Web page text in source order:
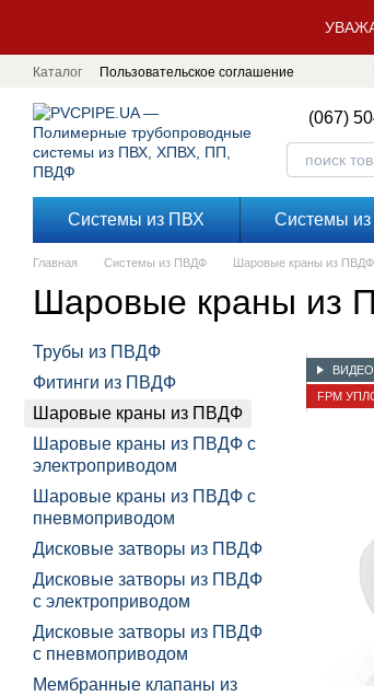
Каталог Пользовательское соглашение
(067)
Системы из ПВХ Системы
Главная Системы из ПВДФ Шаровые краны из ПВДФ
Шаровые краны из
ВИДЕО
FPM
Трубы из ПВДФ
Фитинги из ПВДФ
Шаровые краны из ПВДФ
Шаровые краны из ПВДФ с
электроприводом
Шаровые краны из ПВДФ с
пневмоприводом
Дисковые затворы из ПВДФ
Дисковые затворы из ПВДФ
с электроприводом
Дисковые затворы из ПВДФ
с пневмоприводом
Мембранные клапаны из